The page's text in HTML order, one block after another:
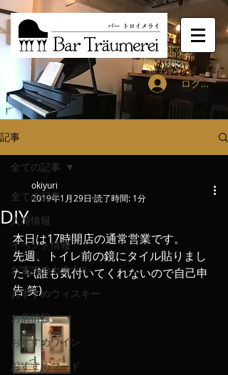
ログイン
記事
全ての記事
入荷情報
イベント情報
おすすめカクテル
おすすめウィスキー
お店情報
おすすめワイン
おすすめフード
全ての記事
DIY
okiyuri
2019年1月29日 読了時間: 1分
本日は17時開店の通常営業です。
先週、トイレ前の鏡にタイル貼りまし
た✨(誰も気付いてくれないので自己申
告 笑)